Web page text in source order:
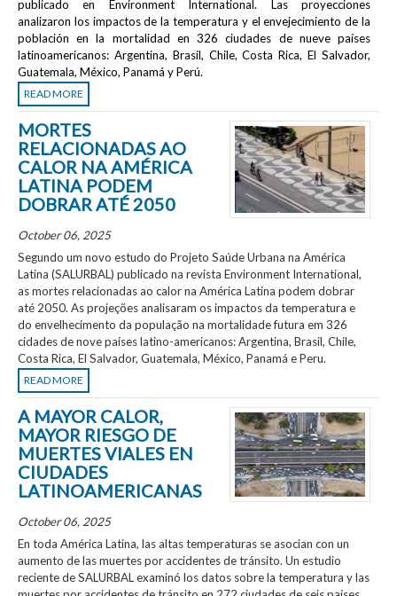
publicado en Environment International. Las proyecciones
analizaron los impactos de la temperatura y el envejecimiento de la
población en la mortalidad en 326 ciudades de nueve países
latinoamericanos: Argentina, Brasil, Chile, Costa Rica, El Salvador,
Guatemala, México, Panamá y Perú.
READ MORE
MORTES
RELACIONADAS AO
CALOR NA AMÉRICA
LATINA PODEM
DOBRAR ATÉ 2050
October 06, 2025
Segundo um novo estudo do Projeto Saúde Urbana na América
Latina (SALURBAL) publicado na revista Environment International,
as mortes relacionadas ao calor na América Latina podem dobrar
até 2050. As projeções analisaram os impactos da temperatura e
do envelhecimento da população na mortalidade futura em 326
cidades de nove países latino-americanos: Argentina, Brasil, Chile,
Costa Rica, El Salvador, Guatemala, México, Panamá e Peru.
READ MORE
A MAYOR CALOR,
MAYOR RIESGO DE
MUERTES VIALES EN
CIUDADES
LATINOAMERICANAS
October 06, 2025
En toda América Latina, las altas temperaturas se asocian con un
aumento de las muertes por accidentes de tránsito. Un estudio
reciente de SALURBAL examinó los datos sobre la temperatura y las